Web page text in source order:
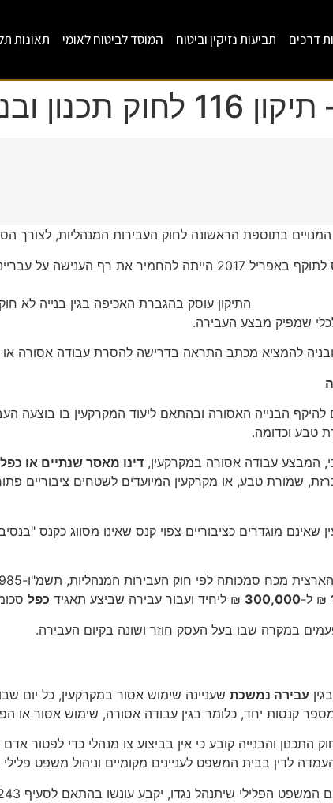
דרכים תביעות נזיקין וביטוח המוסד לביטוח לאומי תאונות
-חוק קמיניץ
המנויים בתוספת הראשונה לחוק העבירות המנהליות, לצורך
מטרת תיקון 116 לחוק התכנון והבניה שנכנס לתוקף באפריל
בגין בנייה לא חוקית כאמור מבלי
שמפיק מבצע העבירה.
להמציא מכתב התראה בדרישה להסרת עבודה אסורה
הבנייה האסורה ובהתאם ליעוד המקרקעין בו בוצעה
טבע וכדומה.
דינו מאסר שנתיים או
שמורת טבע, או מקרקעין המיועדים לשטחים ציבוריים
לפי חוק העבירות המנהליות, תשמ"ו-1985 ומכח תקנות העבירות המנהליות (
₪ ל-300,000 ₪ ליחיד ועבור עבירה שביצע תאגיד כפל
במקרה שבו בעל העסק חוזר ושונה בקיום העבירה.
עבירה נמשכת שעניינה שימוש אסור במקרקעין, כל
קנסות יחד, כלומר בגין עבודה אסורה, שימוש אסור או
יהיה המקום להבהיר כי, שסעיף 230 לחוק התכנון והבנייה קובע כי אין בביצוע
לדין בבית המשפט לעניינים מקומיים וניהול משפט